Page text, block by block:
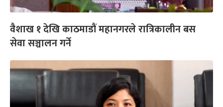
वैशाख १ देखि काठमाडौं महानगरले रात्रिकालीन बस
सेवा सञ्चालन गर्ने